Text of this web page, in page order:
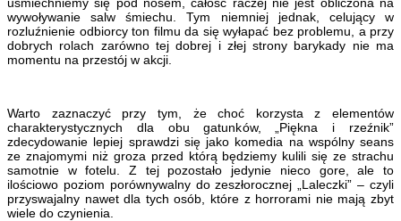
wywoływanie salw śmiechu. Tym niemniej jednak, celujący w
rozluźnienie odbiorcy ton filmu da się wyłapać bez problemu, a przy
dobrych rolach zarówno tej dobrej i złej strony barykady nie ma
momentu na przestój w akcji.
Warto zaznaczyć przy tym, że choć korzysta z elementów
charakterystycznych dla obu gatunków, „Piękna i rzeźnik”
zdecydowanie lepiej sprawdzi się jako komedia na wspólny seans
ze znajomymi niż groza przed którą będziemy kulili się ze strachu
samotnie w fotelu. Z tej pozostało jedynie nieco gore, ale to
ilościowo poziom porównywalny do zeszłorocznej „Laleczki” – czyli
przyswajalny nawet dla tych osób, które z horrorami nie mają zbyt
wiele do czynienia.